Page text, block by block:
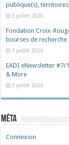
publique(s),
3 juillet 2026
Fondation Croix-
bourses de recherche
3 juillet 2026
EADI eNewsletter
& More
3 juillet 2026
Méta
Connexion